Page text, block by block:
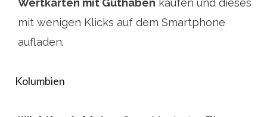
mit wenigen Klicks auf dem Smartphone
aufladen.
Kolumbien